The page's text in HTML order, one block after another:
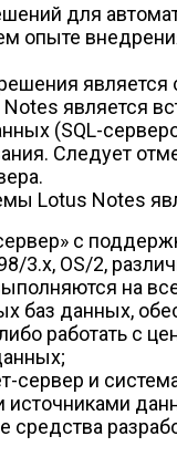
для
опыте
является
(SQL-
Следует
Lotus Notes
с
3.x, OS/2,
на
баз данных,
работать с
сервер и
средства